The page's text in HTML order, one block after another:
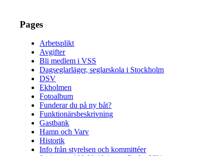
Pages
Arbetsplikt
Avgifter
Bli medlem i VSS
Dagseglarläger, seglarskola i Stockholm
DSV
Ekholmen
Fotoalbum
Funderar du på ny båt?
Funktionärsbeskrivning
Gastbank
Hamn och Varv
Historik
Info från styrelsen och kommittéer